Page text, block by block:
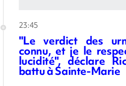
23:45
"Le verdict des
connu, et je le
lucidité", déclare
battu à Sainte-Marie